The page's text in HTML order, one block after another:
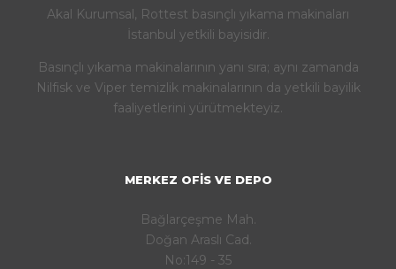
Akal Kurumsal, Rottest basınçlı yıkama makinaları
İstanbul yetkili bayisidir.
Basınçlı yıkama makinalarının yanı sıra; aynı zamanda
Nilfisk ve Viper temizlik makinalarının da yetkili bayilik
faaliyetlerini yürütmekteyiz.
MERKEZ OFIS VE DEPO
Bağlarçeşme Mah.
Doğan Araslı Cad.
No:149 - 35